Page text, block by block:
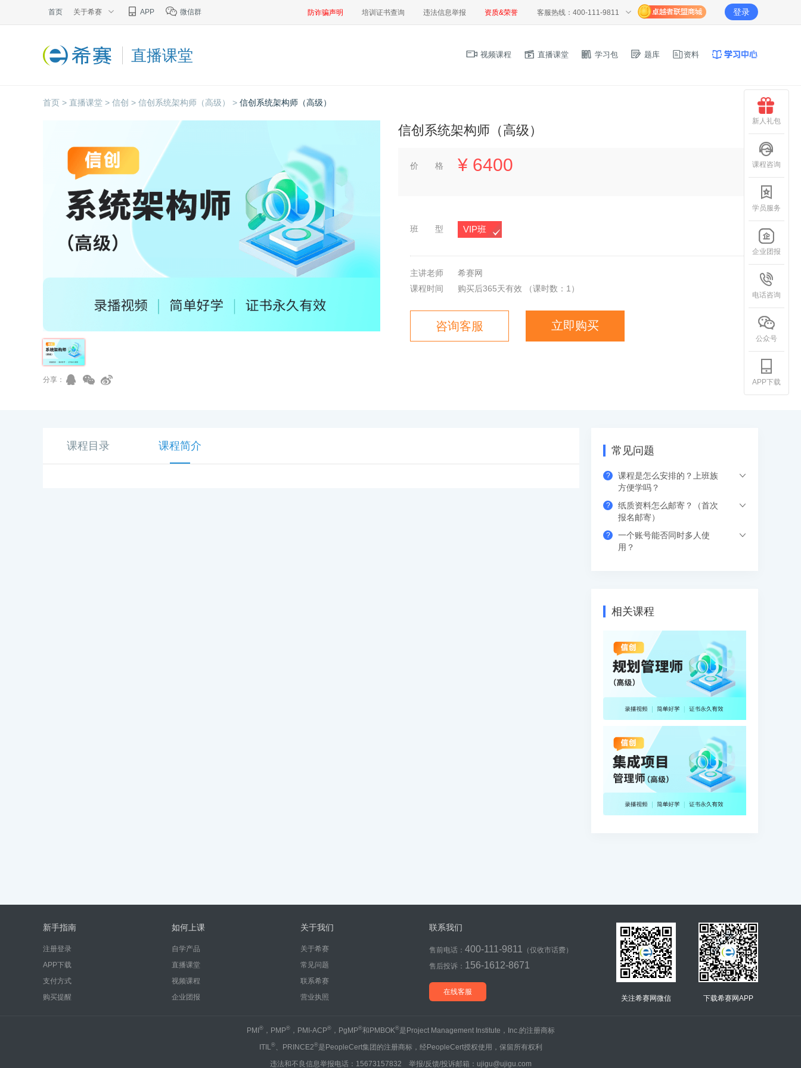
首页 关于希赛 APP 微信群 防诈骗声明 培训证书查询 违法信息举报 资质&荣誉 客服热线：400-111-9811 登录
直播课堂 视频课程 直播课堂 学习包 题库 资料
首页 > 直播课堂 > 信创 > 信创系统架构师（高级） > 信创系统架构师（高级）
分享：
信创系统架构师（高级）
价 格 ¥ 6400
班 型 VIP班
主讲老师
希赛网
课程时间
购买后365天有效 （课时数： 1 ）
咨询客服 立即购买
课程目录 课程简介 常见问题
?
课程是怎么安排的？上班族
方便学吗？
希赛的直播课程都是安排在工作日的晚上
果错过网络课，也可以看回放，可反复进
?
纸质资料怎么邮寄？（首次
报名邮寄）
支付成功后请填写收货地址信息，资料/图
?
一个账号能否同时多人使
用？
备，超出数量自动踢出最早登录的设备。
相关课程
新手指南
注册登录
APP下载
支付方式
购买提醒
如何上课
自学产品
直播课堂
视频课程
企业团报
关于我们
关于希赛
常见问题
联系希赛
营业执照
联系我们
售前电话： 400-111-9811
（仅收市话费）
售后投诉： 156-1612-8671
在线客服
关注希赛网微信 下载希赛网APP
PMI®，PMP®，PMI-ACP®，PgMP®和PMBOK®是Project Management Institute，Inc.的注册商标
ITIL®、PRINCE2®是PeopleCert集团的注册商标，经PeopleCert授权使用，保留所有权利
违法和不良信息举报电话：15673157832 举报/反馈/投诉邮箱：ujigu@ujigu.com
新人礼包
课程咨询
学员服务
企业团报
电话咨询
公众号
APP下载